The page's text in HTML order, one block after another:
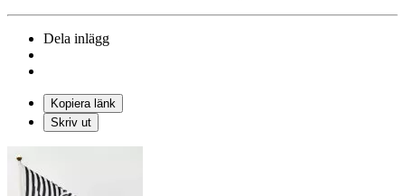
Dela inlägg
Kopiera länk
Skriv ut